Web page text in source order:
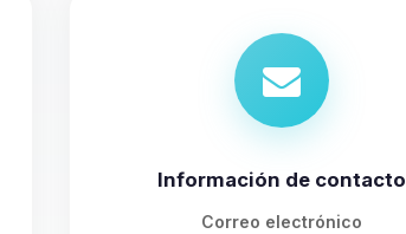
Información de contacto
Correo electrónico